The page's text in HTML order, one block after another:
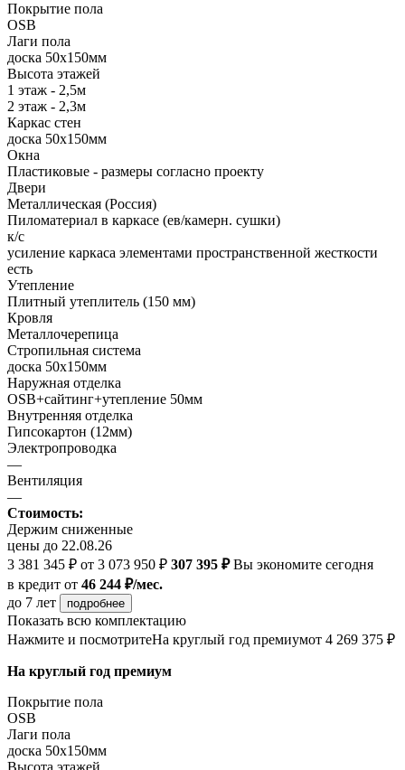
Покрытие пола
ОSB
Лаги пола
доска 50х150мм
Высота этажей
1 этаж - 2,5м
2 этаж - 2,3м
Каркас стен
доска 50х150мм
Окна
Пластиковые - размеры согласно проекту
Двери
Металлическая (Россия)
Пиломатериал в каркасе (ев/камерн. сушки)
к/с
усиление каркаса элементами пространственной жесткости
есть
Утепление
Плитный утеплитель (150 мм)
Кровля
Металлочерепица
Стропильная система
доска 50х150мм
Наружная отделка
OSB+сайтинг+утепление 50мм
Внутренняя отделка
Гипсокартон (12мм)
Электропроводка
—
Вентиляция
—
Стоимость:
Держим сниженные
цены до 22.08.26
3 381 345 ₽ от 3 073 950 ₽ 307 395 ₽Вы экономите сегодня
в кредит от 46 244 ₽/мес.
до 7 лет
подробнее
Показать всю комплектацию
Нажмите и посмотритеНа круглый год премиумот 4 269 375 ₽
На круглый год премиум
Покрытие пола
ОSB
Лаги пола
доска 50х150мм
Высота этажей